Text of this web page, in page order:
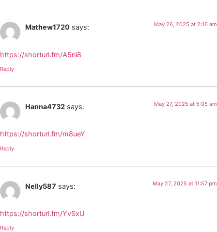
Mathew1720 says: May 26, 2025 at 2:16 am
https://shorturl.fm/A5ni8
Reply
Hanna4732 says: May 27, 2025 at 5:05 am
https://shorturl.fm/m8ueY
Reply
Nelly587 says: May 27, 2025 at 11:57 pm
https://shorturl.fm/YvSxU
Reply